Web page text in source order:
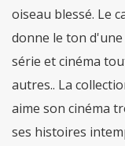
oiseau blessé. Le
donne le ton
série et cinéma
autres.. La
aime son cinéma
ses histoires